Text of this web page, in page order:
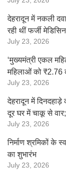
देहरादून में नकली
रही थीं फर्जी
July 23, 2026
‘मुख्यमंत्री एकल
महिलाओं को ₹2.76
July 23, 2026
देहरादून में दिनदहाड़े
दूर घर में चाकू से वार;
July 23, 2026
निर्माण श्रमिकों के
का शुभारंभ
July 23, 2026